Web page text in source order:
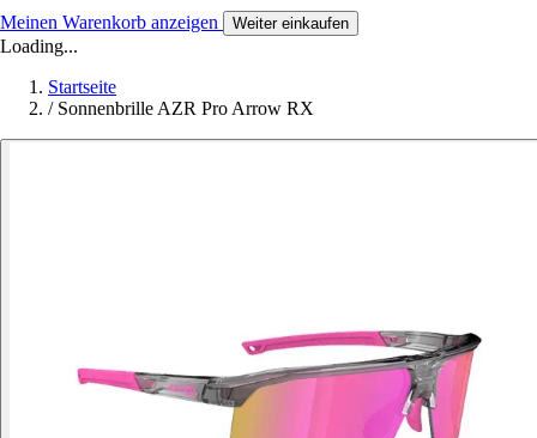
Meinen Warenkorb anzeigen Weiter einkaufen
Loading...
Startseite
/ Sonnenbrille AZR Pro Arrow RX